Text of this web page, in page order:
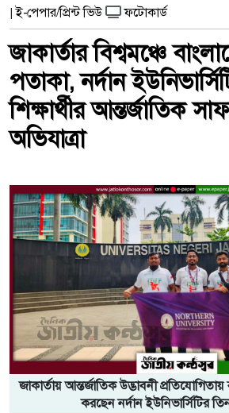
| ই-পেপার/প্রিন্ট ভিউ ফটোকার্ড
জাকার্তার বিশ্বমঞ্চে
পতাকা, নর্দান
শিক্ষার্থীর আন্তর্জাতিক
অভিযাত্রা
জাকার্তায় আন্তর্জাতিক উদ্ভাবনী প্রতিযোগিতায়
করছেন নর্দান ইউনিভার্সিটির তিন